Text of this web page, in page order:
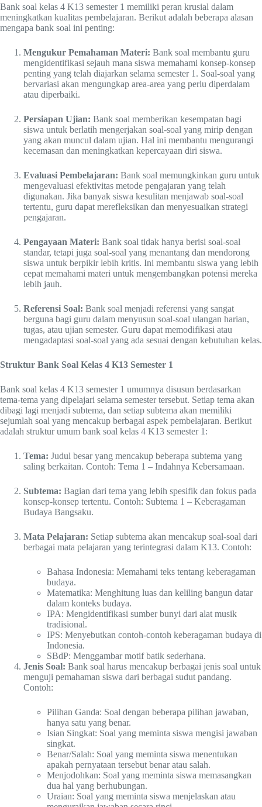
Bank soal kelas 4 K13 semester 1 memiliki peran krusial dalam
meningkatkan kualitas pembelajaran. Berikut adalah beberapa alasan
mengapa bank soal ini penting:
Mengukur Pemahaman Materi: Bank soal membantu guru
mengidentifikasi sejauh mana siswa memahami konsep-konsep
penting yang telah diajarkan selama semester 1. Soal-soal yang
bervariasi akan mengungkap area-area yang perlu diperdalam
atau diperbaiki.
Persiapan Ujian: Bank soal memberikan kesempatan bagi
siswa untuk berlatih mengerjakan soal-soal yang mirip dengan
yang akan muncul dalam ujian. Hal ini membantu mengurangi
kecemasan dan meningkatkan kepercayaan diri siswa.
Evaluasi Pembelajaran: Bank soal memungkinkan guru untuk
mengevaluasi efektivitas metode pengajaran yang telah
digunakan. Jika banyak siswa kesulitan menjawab soal-soal
tertentu, guru dapat merefleksikan dan menyesuaikan strategi
pengajaran.
Pengayaan Materi: Bank soal tidak hanya berisi soal-soal
standar, tetapi juga soal-soal yang menantang dan mendorong
siswa untuk berpikir lebih kritis. Ini membantu siswa yang lebih
cepat memahami materi untuk mengembangkan potensi mereka
lebih jauh.
Referensi Soal: Bank soal menjadi referensi yang sangat
berguna bagi guru dalam menyusun soal-soal ulangan harian,
tugas, atau ujian semester. Guru dapat memodifikasi atau
mengadaptasi soal-soal yang ada sesuai dengan kebutuhan kelas.
Struktur Bank Soal Kelas 4 K13 Semester 1
Bank soal kelas 4 K13 semester 1 umumnya disusun berdasarkan
tema-tema yang dipelajari selama semester tersebut. Setiap tema akan
dibagi lagi menjadi subtema, dan setiap subtema akan memiliki
sejumlah soal yang mencakup berbagai aspek pembelajaran. Berikut
adalah struktur umum bank soal kelas 4 K13 semester 1:
Tema: Judul besar yang mencakup beberapa subtema yang
saling berkaitan. Contoh: Tema 1 – Indahnya Kebersamaan.
Subtema: Bagian dari tema yang lebih spesifik dan fokus pada
konsep-konsep tertentu. Contoh: Subtema 1 – Keberagaman
Budaya Bangsaku.
Mata Pelajaran: Setiap subtema akan mencakup soal-soal dari
berbagai mata pelajaran yang terintegrasi dalam K13. Contoh:
Bahasa Indonesia: Memahami teks tentang keberagaman
budaya.
Matematika: Menghitung luas dan keliling bangun datar
dalam konteks budaya.
IPA: Mengidentifikasi sumber bunyi dari alat musik
tradisional.
IPS: Menyebutkan contoh-contoh keberagaman budaya di
Indonesia.
SBdP: Menggambar motif batik sederhana.
Jenis Soal: Bank soal harus mencakup berbagai jenis soal untuk
menguji pemahaman siswa dari berbagai sudut pandang.
Contoh:
Pilihan Ganda: Soal dengan beberapa pilihan jawaban,
hanya satu yang benar.
Isian Singkat: Soal yang meminta siswa mengisi jawaban
singkat.
Benar/Salah: Soal yang meminta siswa menentukan
apakah pernyataan tersebut benar atau salah.
Menjodohkan: Soal yang meminta siswa memasangkan
dua hal yang berhubungan.
Uraian: Soal yang meminta siswa menjelaskan atau